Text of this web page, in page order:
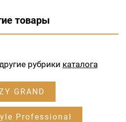
товары
рубрики каталога
GRAND
Professional